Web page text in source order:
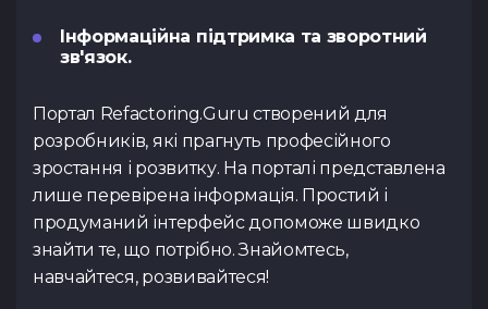
Інформаційна підтримка та зворотний
зв'язок.
Портал Refactoring.Guru створений для
розробників, які прагнуть професійного
зростання і розвитку. На порталі представлена ​​
лише перевірена інформація. Простий і
продуманий інтерфейс допоможе швидко
знайти те, що потрібно. Знайомтесь,
навчайтеся, розвивайтеся!